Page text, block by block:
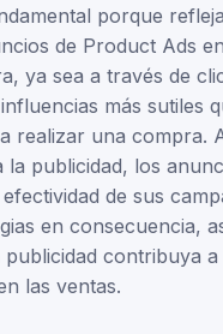
porque
de Product Ads
ya sea a través de
más sutiles
realizar una compra.
la publicidad, los
de sus
en consecuencia,
publicidad contribuya a
las ventas.